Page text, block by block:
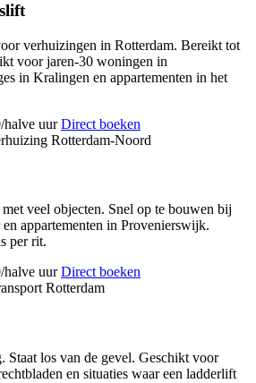
verhuizingen in Rotterdam. Bereikt tot
voor jaren-30 woningen in
in Kralingen en appartementen in het
halve uur Direct boeken
veel objecten. Snel op te bouwen bij
appartementen in Provenierswijk.
per rit.
halve uur Direct boeken
Staat los van de gevel. Geschikt voor
en situaties waar een ladderlift